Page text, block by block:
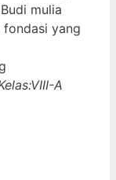
mulia
fondasi yang
A